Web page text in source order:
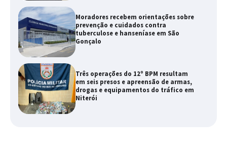
Moradores recebem orientações sobre
prevenção e cuidados contra
tuberculose e hanseníase em São
Gonçalo
Três operações do 12º BPM resultam
em seis presos e apreensão de armas,
drogas e equipamentos do tráfico em
Niterói